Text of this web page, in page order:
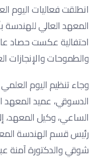
انطلقت فعاليات اليوم
المعهد العالي للهندسة
احتفالية عكست حصاد
والطموحات والإنجازات
وجاء تنظيم اليوم
الدسوقي، عميد المعهد
الساعي، وكيل المعهد،
رئيس قسم الهندسة
شوقي والدكتورة آمنة